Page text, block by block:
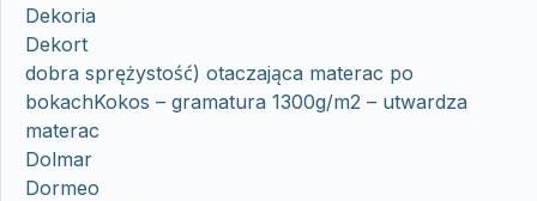
Dekoria
Dekort
dobra sprężystość) otaczająca materac po
bokachKokos – gramatura 1300g/m2 – utwardza
materac
Dolmar
Dormeo